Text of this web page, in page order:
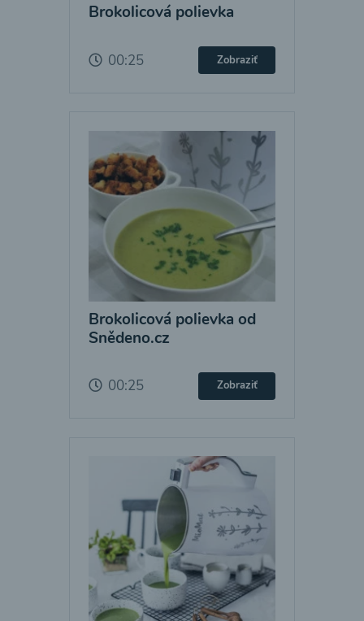
Brokolicová polievka
00:25 Zobraziť
Brokolicová polievka od
Snědeno.cz
00:25 Zobraziť